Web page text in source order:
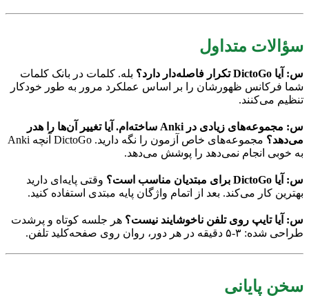
سؤالات متداول
س: آیا DictoGo تکرار فاصله‌دار دارد؟
بله. کلمات در بانک کلمات
شما فرکانس ظهورشان را بر اساس عملکرد مرور به طور خودکار
تنظیم می‌کنند.
س: مجموعه‌های زیادی در Anki ساخته‌ام. آیا تغییر آن‌ها را هدر
می‌دهد؟
مجموعه‌های خاص آزمون را نگه دارید. DictoGo آنچه Anki
به خوبی انجام نمی‌دهد را پوشش می‌دهد.
س: آیا DictoGo برای مبتدیان مناسب است؟
وقتی پایه‌ای دارید
بهترین کار می‌کند. بعد از اتمام واژگان پایه مبتدی استفاده کنید.
س: آیا تایپ روی تلفن ناخوشایند نیست؟ هر جلسه کوتاه و پرشدت
طراحی شده: ۳-۵ دقیقه در هر دور، روان روی صفحه‌کلید تلفن.
سخن پایانی